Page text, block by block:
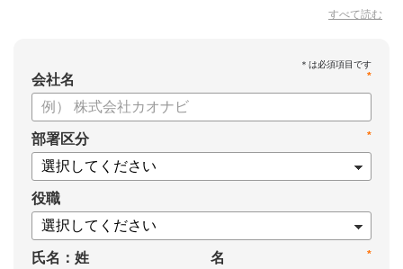
すべて読む
*
会社名
*
部署区分
役職
氏名：姓 *
名